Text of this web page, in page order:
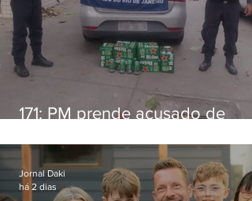
171: PM prende acusado de
Niterói
Jornal Daki
há 2 dias